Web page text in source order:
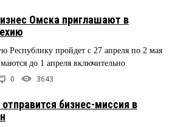
Омска приглашают в
Республику пройдет с 27 апреля по 2 мая
до 1 апреля включительно
0 3643
бизнес-миссия в